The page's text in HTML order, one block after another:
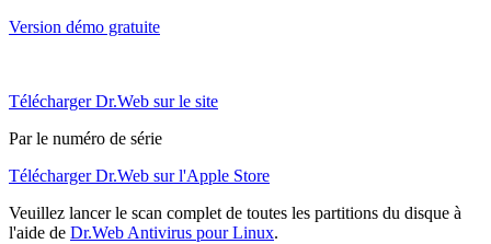
Version démo gratuite
Télécharger Dr.Web sur le site
Par le numéro de série
Télécharger Dr.Web sur l'Apple Store
Veuillez lancer le scan complet de toutes les partitions du disque à
l'aide de Dr.Web Antivirus pour Linux.